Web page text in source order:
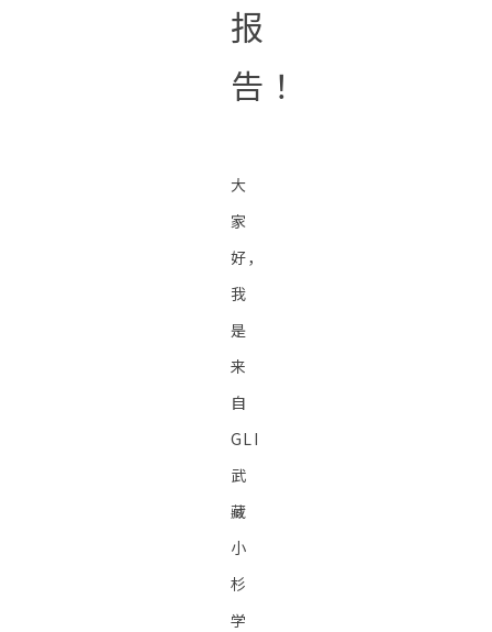
报
告！
大
家
好，
我
是
来
自
GLI
武
藏
小
杉
学